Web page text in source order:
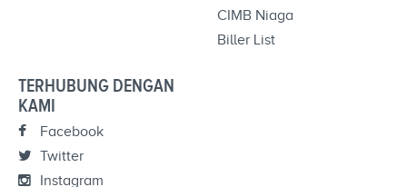
CIMB Niaga
Biller List
TERHUBUNG DENGAN
KAMI
Facebook
Twitter
Instagram